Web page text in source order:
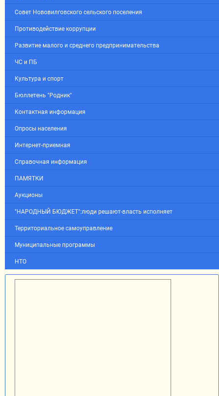
Совет Нововилговского сельского поселения
Противодействие коррупции
Развитие малого и среднего предпринимательства
ЧС и ПБ
Культура и спорт
Бюллетень "Родник"
Контактная информация
Опросы населения
Интернет-приемная
Справочная информация
ПАМЯТКИ
Аукционы
"НАРОДНЫЙ БЮДЖЕТ":люди решают-власть исполняет
Территориальное самоуправление
Муниципальные программы
НТО